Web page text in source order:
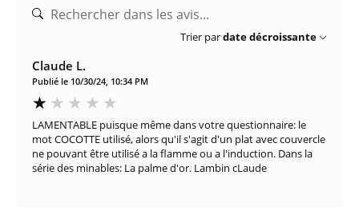
Trier pardate décroissante
Claude L.
Publié le 10/30/24, 10:34 PM
LAMENTABLE puisque même dans votre questionnaire: le
mot COCOTTE utilisé, alors qu'il s'agit d'un plat avec couvercle
ne pouvant être utilisé a la flamme ou a l'induction. Dans la
série des minables: La palme d'or. Lambin cLaude